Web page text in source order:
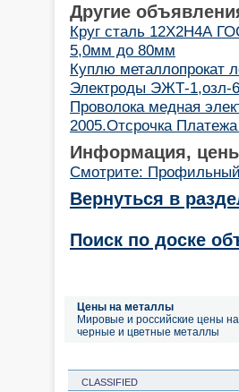
Другие
Круг сталь 12Х2Н4А
5,0мм до 80мм
Куплю металлопрокат
Электроды ЭЖТ-
Проволока медная
2005.Отсрочка
Информация,
Смотрите:
Вернуться в
Поиск по доске
Цены на металлы
Мировые и российские цены на
черные и цветные металлы
CLASSIFIED